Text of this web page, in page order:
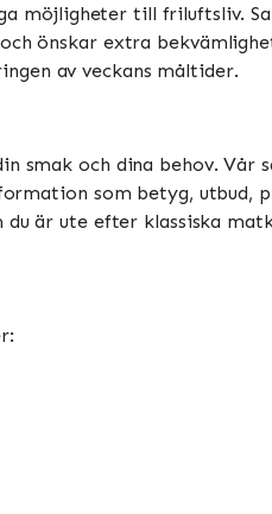
möjligheter till friluftsliv.
önskar extra
av veckans måltider.
smak och dina behov. Vår
som betyg, utbud,
är ute efter klassiska